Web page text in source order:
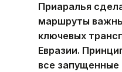
Приаралья
маршруты
ключевых
Евразии.
все запущенные